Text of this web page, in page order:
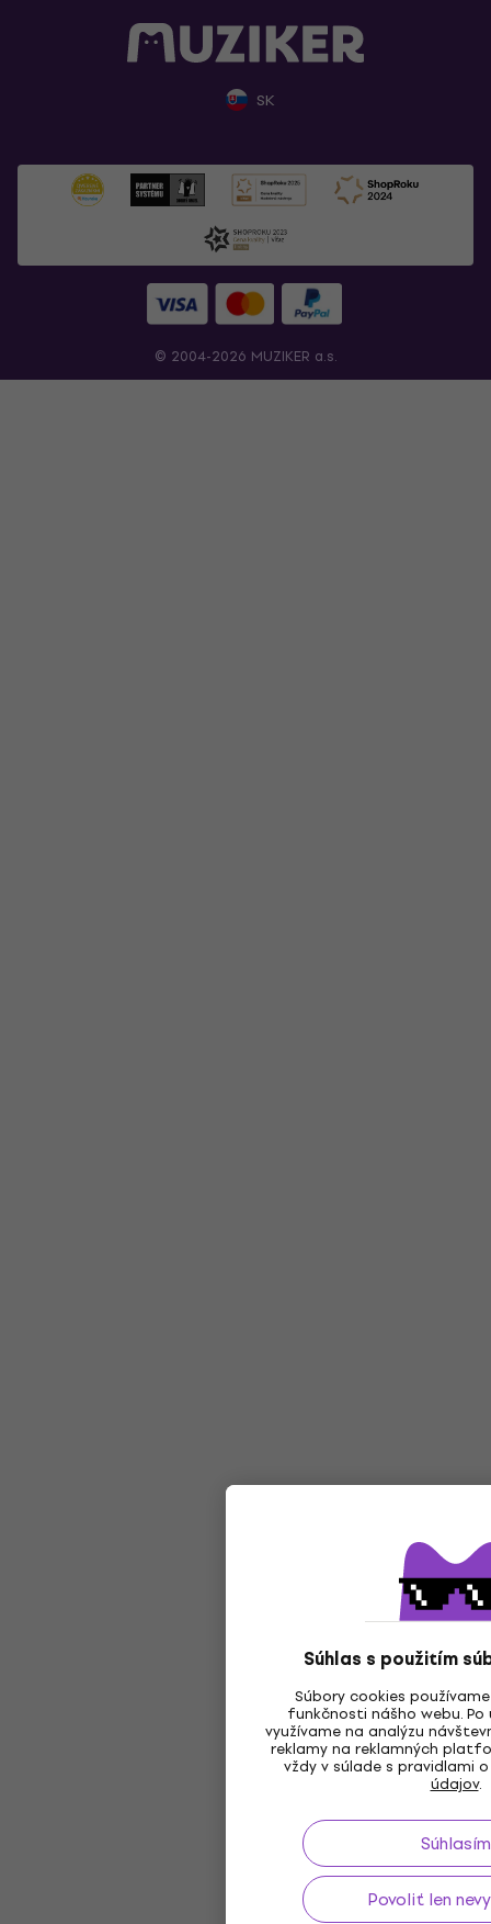
Súhlas s použitím
Súbory cookies
funkčnosti nášho webu. Po
využívame na analýzu
reklamy na reklamných
vždy v súlade s pravidlami
údajov.
Súhlasím
Povoliť len
SK
© 2004-2026 MUZIKER a.s.